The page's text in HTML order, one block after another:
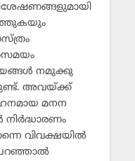
നമുക്കു
അവയ്ക്ക്
മനന
വിവക്ഷയില്‍